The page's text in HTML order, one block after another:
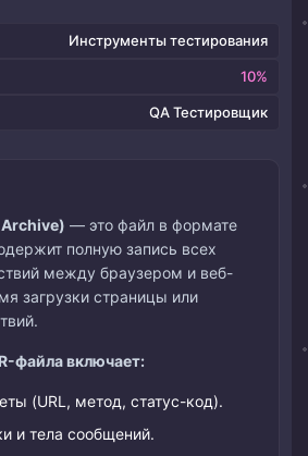
Инструменты тестирования
10%
QA Тестировщик
Archive) — это файл в формате
полную запись всех
между браузером и веб-
загрузки страницы или
файла включает:
(URL, метод, статус-код).
и тела сообщений.